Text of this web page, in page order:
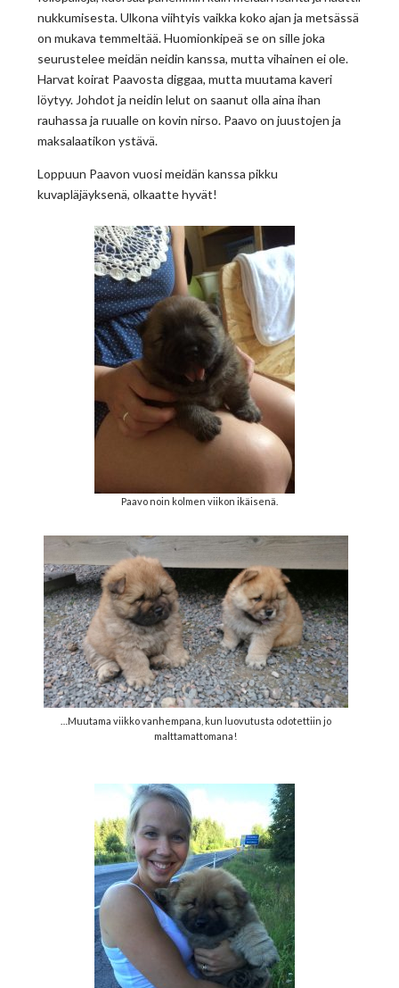
nukkumisesta. Ulkona viihtyis vaikka koko ajan ja metsässä
on mukava temmeltää. Huomionkipeä se on sille joka
seurustelee meidän neidin kanssa, mutta vihainen ei ole.
Harvat koirat Paavosta diggaa, mutta muutama kaveri
löytyy. Johdot ja neidin lelut on saanut olla aina ihan
rauhassa ja ruualle on kovin nirso. Paavo on juustojen ja
maksalaatikon ystävä.
Loppuun Paavon vuosi meidän kanssa pikku
kuvapläjäyksenä, olkaatte hyvät!
Paavo noin kolmen viikon ikäisenä.
…Muutama viikko vanhempana, kun luovutusta odotettiin jo
malttamattomana!